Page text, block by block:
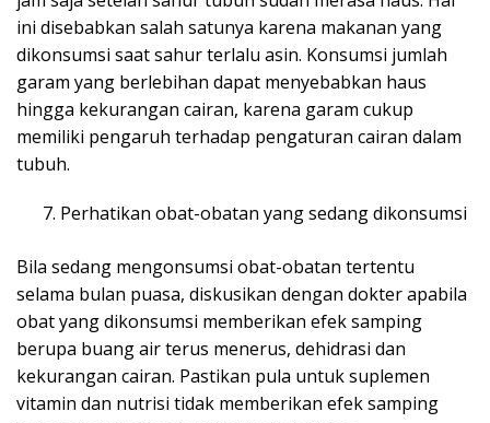
ini disebabkan salah satunya karena makanan yang
dikonsumsi saat sahur terlalu asin. Konsumsi jumlah
garam yang berlebihan dapat menyebabkan haus
hingga kekurangan cairan, karena garam cukup
memiliki pengaruh terhadap pengaturan cairan dalam
tubuh.
Perhatikan obat-obatan yang sedang dikonsumsi
Bila sedang mengonsumsi obat-obatan tertentu
selama bulan puasa, diskusikan dengan dokter apabila
obat yang dikonsumsi memberikan efek samping
berupa buang air terus menerus, dehidrasi dan
kekurangan cairan. Pastikan pula untuk suplemen
vitamin dan nutrisi tidak memberikan efek samping